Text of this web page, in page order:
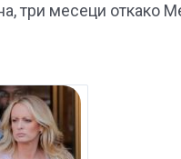
три месеци откако